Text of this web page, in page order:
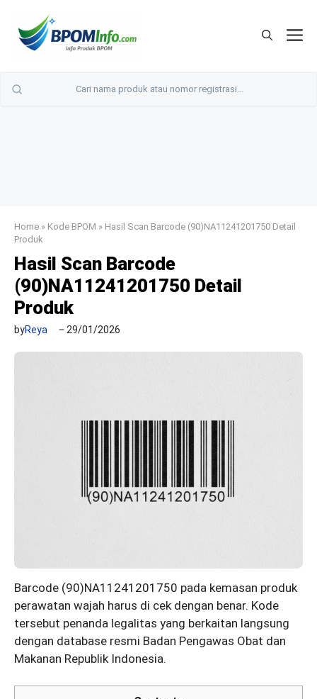
Home » Kode BPOM » Hasil Scan Barcode (90)NA11241201750 Detail
Produk
Hasil Scan Barcode
(90)NA11241201750 Detail
Produk
byReya 29/01/2026
Barcode (90)NA11241201750 pada kemasan produk
perawatan wajah harus di cek dengan benar. Kode
tersebut penanda legalitas yang berkaitan langsung
dengan database resmi Badan Pengawas Obat dan
Makanan Republik Indonesia.